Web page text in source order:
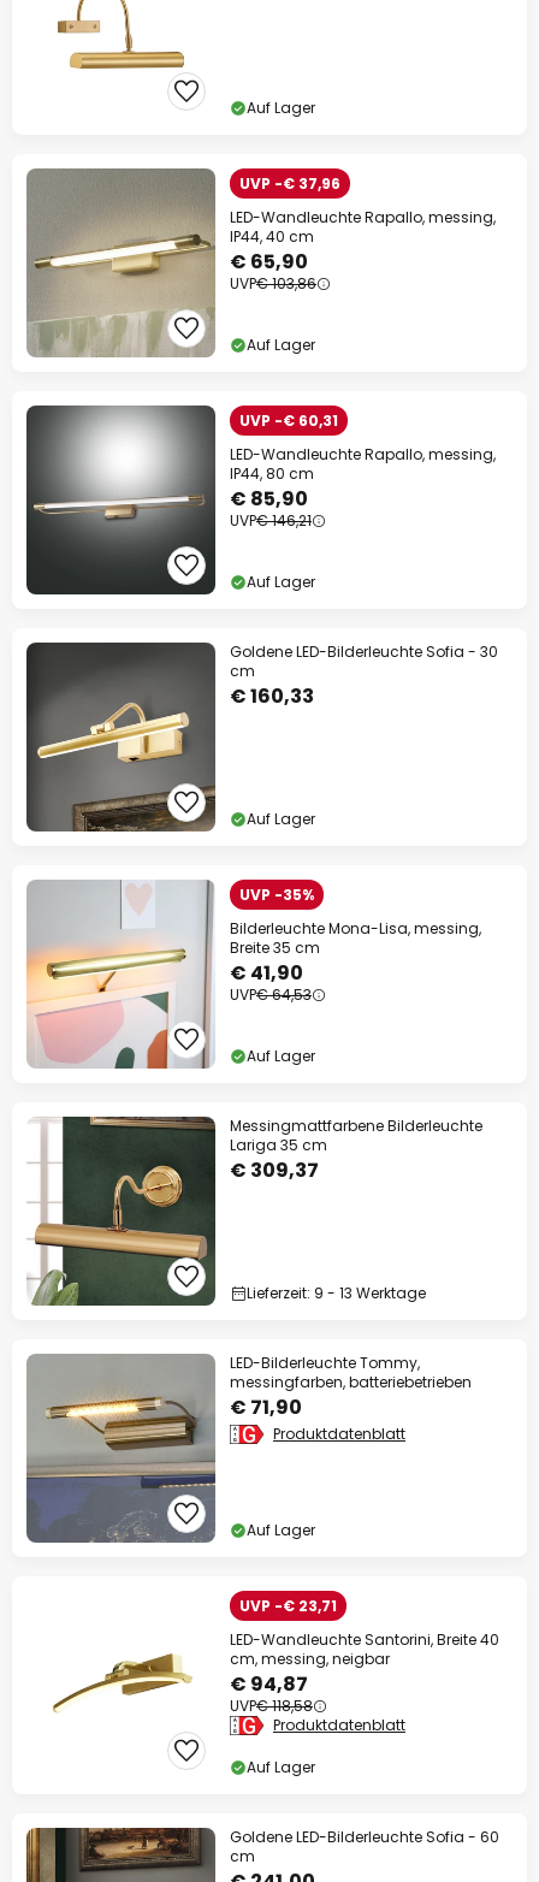
Auf Lager
UVP -€ 37,96
LED-Wandleuchte Rapallo, messing,
IP44, 40 cm
€ 65,90
UVP€ 103,86
Auf Lager
UVP -€ 60,31
LED-Wandleuchte Rapallo, messing,
IP44, 80 cm
€ 85,90
UVP€ 146,21
Auf Lager
Goldene LED-Bilderleuchte Sofia - 30
cm
€ 160,33
Auf Lager
UVP -35%
Bilderleuchte Mona-Lisa, messing,
Breite 35 cm
€ 41,90
UVP€ 64,53
Auf Lager
Messingmattfarbene Bilderleuchte
Lariga 35 cm
€ 309,37
Lieferzeit: 9 - 13 Werktage
LED-Bilderleuchte Tommy,
messingfarben, batteriebetrieben
€ 71,90
Produktdatenblatt
Auf Lager
UVP -€ 23,71
LED-Wandleuchte Santorini, Breite 40
cm, messing, neigbar
€ 94,87
UVP€ 118,58
Produktdatenblatt
Auf Lager
Goldene LED-Bilderleuchte Sofia - 60
cm